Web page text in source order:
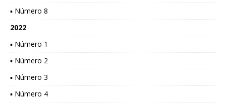
▪ Número 8
2022
▪ Número 1
▪ Número 2
▪ Número 3
▪ Número 4